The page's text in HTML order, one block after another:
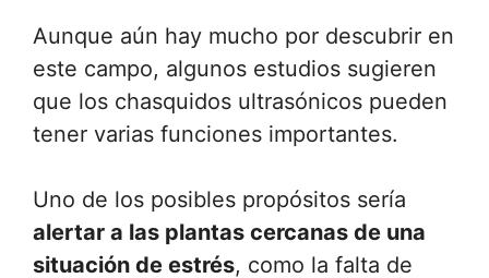
Aunque aún hay mucho por descubrir en
este campo, algunos estudios sugieren
que los chasquidos ultrasónicos pueden
tener varias funciones importantes.
Uno de los posibles propósitos sería
alertar a las plantas cercanas de una
situación de estrés, como la falta de